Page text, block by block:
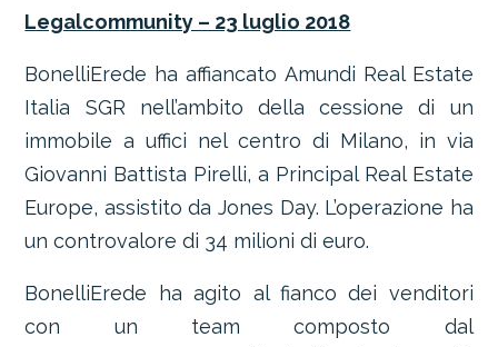
Legalcommunity – 23 luglio 2018
BonelliErede ha affiancato Amundi Real Estate
Italia SGR nell’ambito della cessione di un
immobile a uffici nel centro di Milano, in via
Giovanni Battista Pirelli, a Principal Real Estate
Europe, assistito da Jones Day. L’operazione ha
un controvalore di 34 milioni di euro.
BonelliErede ha agito al fianco dei venditori
con un team composto dal